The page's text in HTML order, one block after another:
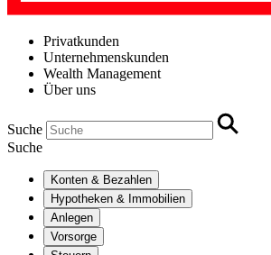
Privatkunden
Unternehmenskunden
Wealth Management
Über uns
Suche
Suche
Konten & Bezahlen
Hypotheken & Immobilien
Anlegen
Vorsorge